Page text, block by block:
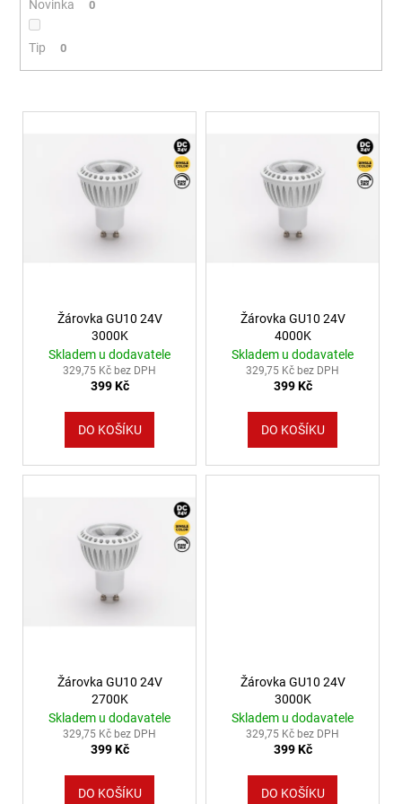
Novinka 0
Tip 0
Výpis produktů
Žárovka GU10 24V
3000K
Skladem u dodavatele
329,75 Kč bez DPH
399 Kč
DO KOŠÍKU
Žárovka GU10 24V
4000K
Skladem u dodavatele
329,75 Kč bez DPH
399 Kč
DO KOŠÍKU
Žárovka GU10 24V
2700K
Skladem u dodavatele
329,75 Kč bez DPH
399 Kč
DO KOŠÍKU
Žárovka GU10 24V
3000K
Skladem u dodavatele
329,75 Kč bez DPH
399 Kč
DO KOŠÍKU
966
Kč